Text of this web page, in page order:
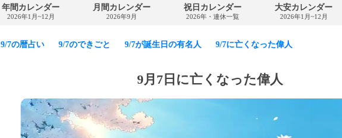
年間カレンダー
2026年1月~12月
月間カレンダー
2026年9月
祝日カレンダー
2026年・連休一覧
大安カレンダー
2026年1月~12月
9/7の暦占い 9/7のできごと 9/7が誕生日の有名人 9/7に亡くなった偉人
9月7日に亡くなった偉人